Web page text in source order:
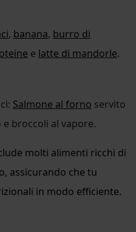
, banana, burro di
e latte di mandorle.
Salmone al forno servito
broccoli al vapore.
molti alimenti ricchi di
assicurando che tu
in modo efficiente.